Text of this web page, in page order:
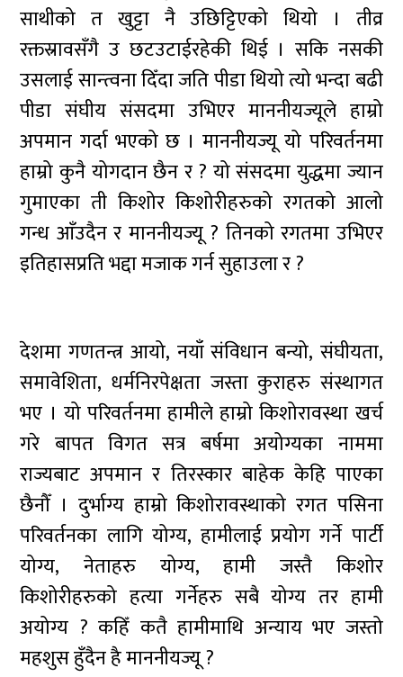
साथीको त खुट्टा नै उछिट्टिएको थियो । तीव्र
रक्तस्रावसँगै उ छटउटाईरहेकी थिई । सकि नसकी
उसलाई सान्त्वना दिँदा जति पीडा थियो त्यो भन्दा बढी
पीडा संघीय संसदमा उभिएर माननीयज्यूले हाम्रो
अपमान गर्दा भएको छ । माननीयज्यू यो परिवर्तनमा
हाम्रो कुनै योगदान छैन र ? यो संसदमा युद्धमा ज्यान
गुमाएका ती किशोर किशोरीहरुको रगतको आलो
गन्ध आँउदैन र माननीयज्यू ? तिनको रगतमा उभिएर
इतिहासप्रति भद्दा मजाक गर्न सुहाउला र ?
देशमा गणतन्त्र आयो‚ नयाँ संविधान बन्यो‚ संघीयता‚
समावेशिता‚ धर्मनिरपेक्षता जस्ता कुराहरु संस्थागत
भए । यो परिवर्तनमा हामीले हाम्रो किशोरावस्था खर्च
गरे बापत विगत सत्र बर्षमा अयोग्यका नाममा
राज्यबाट अपमान र तिरस्कार बाहेक केहि पाएका
छैनौँ । दुर्भाग्य हाम्रो किशोरावस्थाको रगत पसिना
परिवर्तनका लागि योग्य‚ हामीलाई प्रयोग गर्ने पार्टी
योग्य‚ नेताहरु योग्य‚ हामी जस्तै किशोर
किशोरीहरुको हत्या गर्नेहरु सबै योग्य तर हामी
अयोग्य ? कहिँ कतै हामीमाथि अन्याय भए जस्तो
महशुस हुँदैन है माननीयज्यू ?